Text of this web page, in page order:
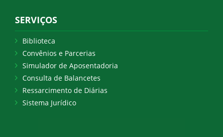
SERVIÇOS
Biblioteca
Convênios e Parcerias
Simulador de Aposentadoria
Consulta de Balancetes
Ressarcimento de Diárias
Sistema Jurídico